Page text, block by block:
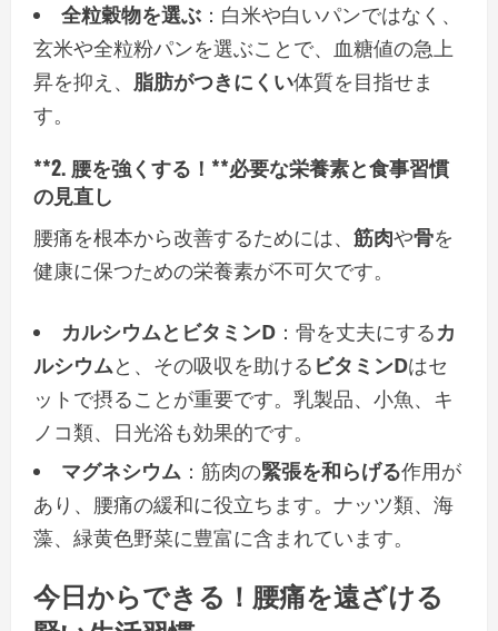
全粒穀物を選ぶ ：白米や白いパンではなく、
玄米や全粒粉パンを選ぶことで、血糖値の急上
昇を抑え、 脂肪がつきにくい体質を目指せま
す。
**2. 腰を強くする！**必要な栄養素と食事習慣
の見直し
腰痛を根本から改善するためには、 筋肉や骨を
健康に保つための栄養素が不可欠です。
カルシウムとビタミンD ：骨を丈夫にするカ
ルシウムと、その吸収を助ける ビタミンDはセ
ットで摂ることが重要です。乳製品、小魚、キ
ノコ類、日光浴も効果的です。
マグネシウム ：筋肉の緊張を和らげる作用が
あり、腰痛の緩和に役立ちます。ナッツ類、海
藻、緑黄色野菜に豊富に含まれています。
今日からできる ！ 腰痛を遠ざける